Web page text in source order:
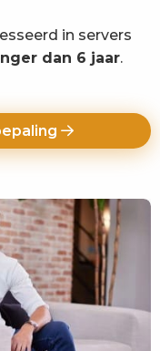
in servers
dan 6 jaar.